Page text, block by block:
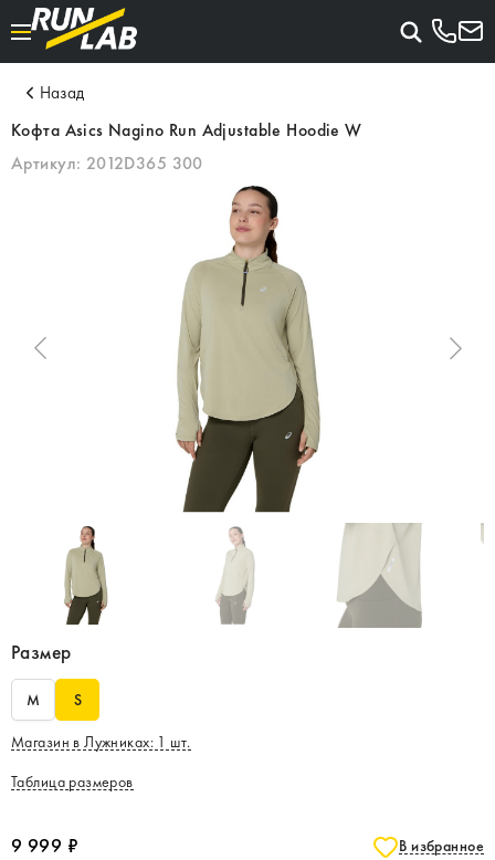
Назад
Кофта Asics Nagino Run Adjustable Hoodie W
Артикул: 2012D365 300
Размер
M S
Магазин в Лужниках: 1 шт.
Таблица размеров
9 999 ₽ В избранное